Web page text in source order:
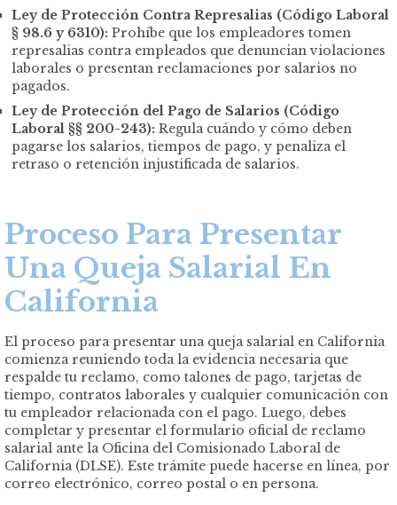
Ley de Protección Contra Represalias (Código Laboral
§ 98.6 y 6310): Prohíbe que los empleadores tomen
represalias contra empleados que denuncian violaciones
laborales o presentan reclamaciones por salarios no
pagados.
Ley de Protección del Pago de Salarios (Código
Laboral §§ 200-243): Regula cuándo y cómo deben
pagarse los salarios, tiempos de pago, y penaliza el
retraso o retención injustificada de salarios.
Proceso Para Presentar
Una Queja Salarial En
California
El proceso para presentar una queja salarial en California
comienza reuniendo toda la evidencia necesaria que
respalde tu reclamo, como talones de pago, tarjetas de
tiempo, contratos laborales y cualquier comunicación con
tu empleador relacionada con el pago. Luego, debes
completar y presentar el formulario oficial de reclamo
salarial ante la Oficina del Comisionado Laboral de
California (DLSE). Este trámite puede hacerse en línea, por
correo electrónico, correo postal o en persona.